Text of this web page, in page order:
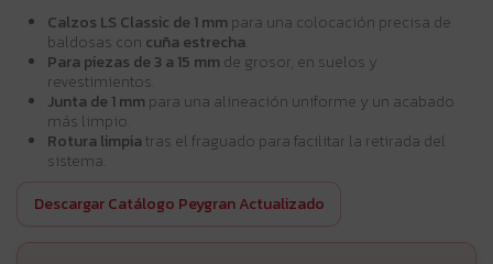
Calzos LS Classic de 1 mm para una colocación precisa de
baldosas con cuña estrecha
Para piezas de 3 a 15 mm de grosor, en suelos y
revestimientos.
Junta de 1 mm para una alineación uniforme y un acabado
más limpio.
Rotura limpiatras el fraguado para facilitar la retirada del
sistema.
Descargar Catálogo Peygran Actualizado